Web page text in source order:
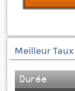
Meilleur
Durée